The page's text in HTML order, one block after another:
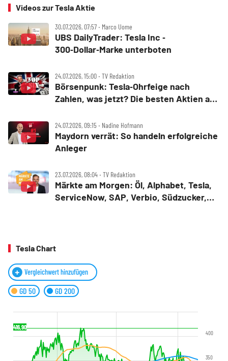
Videos zur Tesla Aktie
30.07.2026, 07:57 ‧ Marco Uome
UBS DailyTrader: Tesla Inc ‑
300‑Dollar‑Marke unterboten
24.07.2026, 15:00 ‧ TV Redaktion
Börsenpunk: Tesla‑Ohrfeige nach
Zahlen, was jetzt? Die besten Aktien aus
24.07.2026, 09:15 ‧ Nadine Hofmann
Maydorn verrät: So handeln erfolgreiche
Anleger
23.07.2026, 08:04 ‧ TV Redaktion
Märkte am Morgen: Öl, Alphabet, Tesla,
ServiceNow, SAP, Verbio, Südzucker,
Tesla Chart
Vergleichwert hinzufügen
GD 50 GD 200
350
400
416,90